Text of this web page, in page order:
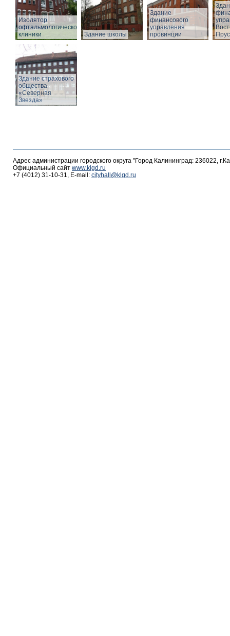
Изолятор
офтальмологической
клиники
Здание школы
Здание
финансового
управления
провинции
Здание страхового
общества
«Северная
Звезда»
Адрес администрации городского округа "Город Калининград: 236022,
Официальный сайт www.klgd.ru
+7 (4012) 31-10-31, E-mail: cityhall@klgd.ru